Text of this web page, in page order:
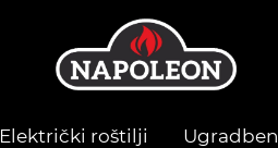
Električki roštilji